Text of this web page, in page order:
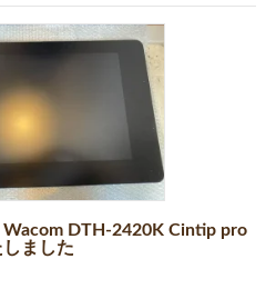
DTH-2420K Cintip pro
ました